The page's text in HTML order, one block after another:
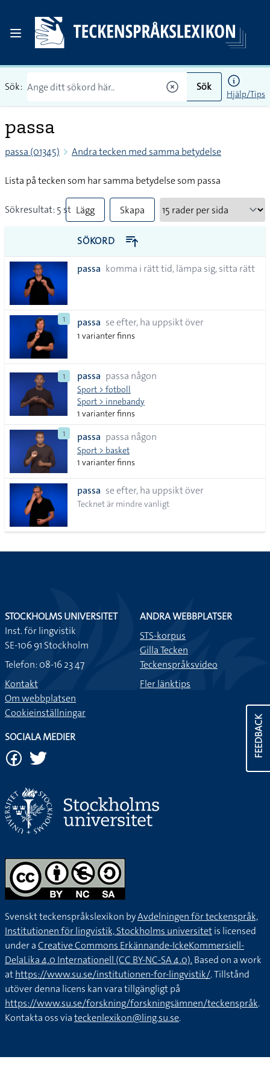
Sök: Sök
Hjälp/Tips
passa
passa (01345) Andra tecken med samma betydelse
Lista på tecken som har samma betydelse som passa
Sökresultat: 5 st Lägg
till
alla i
Skapa
PDF
SÖKORD
passa komma i rätt tid, lämpa sig, sitta rätt
1 passa se efter, ha uppsikt över
1 varianter finns
1 passa passa någon
Sport > fotboll
Sport > innebandy
1 varianter finns
1
passa passa någon
Sport > basket
1 varianter finns
passa se efter, ha uppsikt över
Tecknet är mindre vanligt
FEEDBACK
STOCKHOLMS UNIVERSITET
Inst. för lingvistik
SE-106 91 Stockholm
Telefon: 08-16 23 47
Kontakt
Om webbplatsen
Cookieinställningar
ANDRA WEBBPLATSER
STS-korpus
Gilla Tecken
Teckenspråksvideo
Fler länktips
SOCIALA MEDIER
Svenskt teckenspråkslexikon byAvdelningen för teckenspråk,
Institutionen för lingvistik, Stockholms universitetis licensed
under aCreative Commons Erkännande-IckeKommersiell-
DelaLika 4.0 Internationell (CC BY-NC-SA 4.0).Based on a work
athttps://www.su.se/institutionen-for-lingvistik/. Tillstånd
utöver denna licens kan vara tillgängligt på
https://www.su.se/forskning/forskningsämnen/teckenspråk.
Kontakta oss viateckenlexikon@ling.su.se.